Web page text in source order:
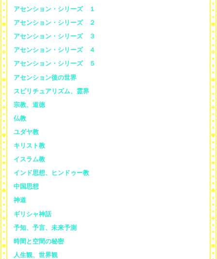
アセンション・シリーズ １
アセンション・シリーズ ２
アセンション・シリーズ ３
アセンション・シリーズ ４
アセンション・シリーズ ５
アセンション後の世界
スピリチュアリズム、霊界
宗教、道徳
仏教
ユダヤ教
キリスト教
イスラム教
インド思想、ヒンドゥー教
中国思想
神道
ギリシャ神話
予知、予言、未来予測
時間と空間の秘密
人生観、世界観